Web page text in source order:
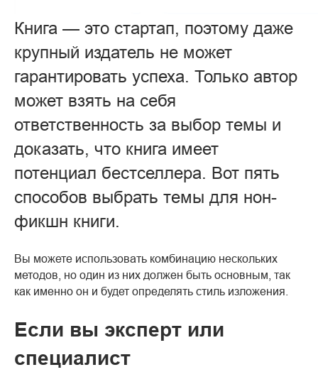
Книга — это стартап, поэтому даже
крупный издатель не может
гарантировать успеха. Только автор
может взять на себя
ответственность за выбор темы и
доказать, что книга имеет
потенциал бестселлера. Вот пять
способов выбрать темы для нон-
фикшн книги.
Вы можете использовать комбинацию нескольких
методов, но один из них должен быть основным, так
как именно он и будет определять стиль изложения.
Если вы эксперт или
специалист